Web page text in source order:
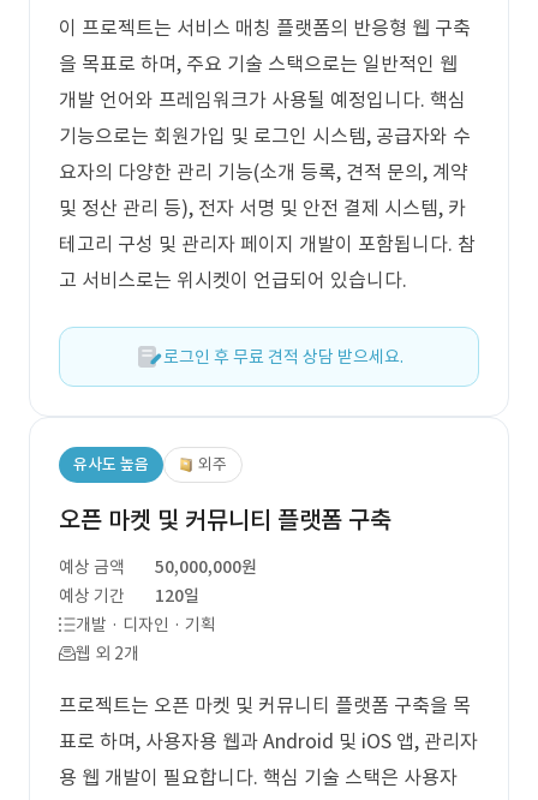
이 프로젝트는 서비스 매칭 플랫폼의 반응형 웹 구축
을 목표로 하며, 주요 기술 스택으로는 일반적인 웹
개발 언어와 프레임워크가 사용될 예정입니다. 핵심
기능으로는 회원가입 및 로그인 시스템, 공급자와 수
요자의 다양한 관리 기능(소개 등록, 견적 문의, 계약
및 정산 관리 등), 전자 서명 및 안전 결제 시스템, 카
테고리 구성 및 관리자 페이지 개발이 포함됩니다. 참
고 서비스로는 위시켓이 언급되어 있습니다.
로그인 후 무료 견적 상담 받으세요.
유사도 높음 외주
오픈 마켓 및 커뮤니티 플랫폼 구축
예상 금액
50,000,000원
예상 기간
120일
개발 · 디자인 · 기획
웹 외 2개
프로젝트는 오픈 마켓 및 커뮤니티 플랫폼 구축을 목
표로 하며, 사용자용 웹과 Android 및 iOS 앱, 관리자
용 웹 개발이 필요합니다. 핵심 기술 스택은 사용자